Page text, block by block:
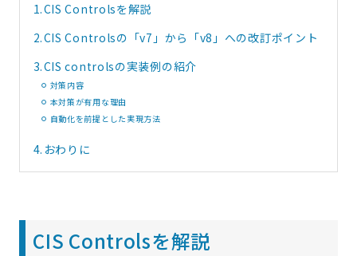
1.CIS Controlsを解説
2.CIS Controlsの「v7」から「v8」への改訂ポイント
3.CIS controlsの実装例の紹介
対策内容
本対策が有用な理由
自動化を前提とした実現方法
4. おわりに
CIS Controlsを解説